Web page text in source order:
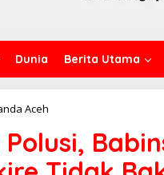
Dunia Berita Utama
Aceh
a
h
Polusi,